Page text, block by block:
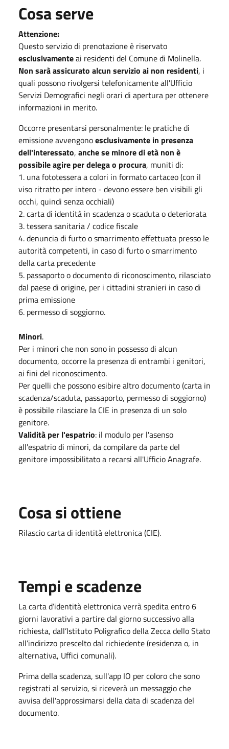
Cosa serve
Attenzione:
Questo servizio di prenotazione è riservato
esclusivamenteai residenti del Comune di Molinella.
Non sarà assicurato alcun servizio ai non residenti, i
quali possono rivolgersi telefonicamente all'Ufficio
Servizi Demografici negli orari di apertura per ottenere
informazioni in merito.
Occorre presentarsi personalmente: le pratiche di
emissione avvengonoesclusivamente in presenza
dell'interessato, anche se minore di età non è
possibile agire per delega o procura, muniti di:
1. una fototessera a colori in formato cartaceo (con il
viso ritratto per intero - devono essere ben visibili gli
occhi, quindi senza occhiali)
2. carta di identità in scadenza o scaduta o deteriorata
3. tessera sanitaria / codice fiscale
4. denuncia di furto o smarrimento effettuata presso le
autorità competenti, in caso di furto o smarrimento
della carta precedente
5. passaporto o documento di riconoscimento, rilasciato
dal paese di origine, per i cittadini stranieri in caso di
prima emissione
6. permesso di soggiorno.
Minori.
Per i minori che non sono in possesso di alcun
documento, occorre la presenza di entrambi i genitori,
ai fini del riconoscimento.
Per quelli che possono esibire altro documento (carta in
scadenza/scaduta, passaporto, permesso di soggiorno)
è possibile rilasciare la CIE in presenza di un solo
genitore.
Validità per l'espatrio: il modulo per l'asenso
all'espatrio di minori, da compilare da parte del
genitore impossibilitato a recarsi all'Ufficio Anagrafe.
Cosa si ottiene
Rilascio carta di identità elettronica (CIE).
Tempi e scadenze
La carta d’identità elettronica verrà spedita entro 6
giorni lavorativi a partire dal giorno successivo alla
richiesta, dall’Istituto Poligrafico della Zecca dello Stato
all’indirizzo prescelto dal richiedente (residenza o, in
alternativa, Uffici comunali).
Prima della scadenza, sull'app IO per coloro che sono
registrati al servizio, si riceverà un messaggio che
avvisa dell'approssimarsi della data di scadenza del
documento.